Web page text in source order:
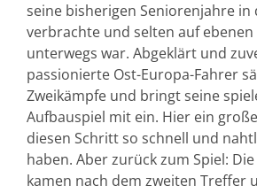
seine bisherigen Seniorenjahre in
verbrachte und selten auf ebenen
unterwegs war. Abgeklärt und
passionierte Ost-Europa-Fahrer
Zweikämpfe und bringt seine
Aufbauspiel mit ein. Hier ein
diesen Schritt so schnell und
haben. Aber zurück zum Spiel:
kamen nach dem zweiten Treffer